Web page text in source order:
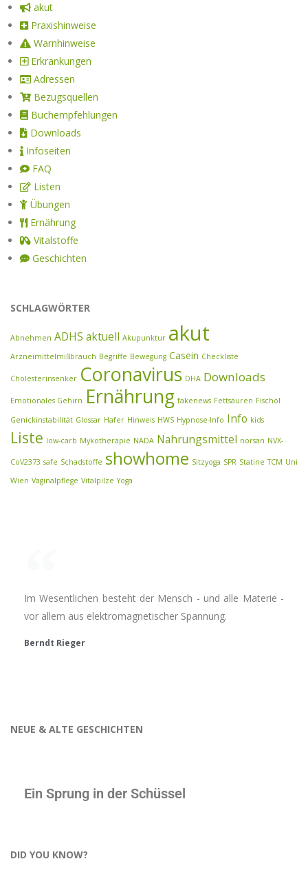
akut
Praxishinweise
Warnhinweise
Erkrankungen
Adressen
Bezugsquellen
Buchempfehlungen
Downloads
Infoseiten
FAQ
Listen
Übungen
Ernährung
Vitalstoffe
Geschichten
SCHLAGWÖRTER
Abnehmen ADHS aktuell Akupunktur akut
Arzneimittelmißbrauch Begriffe Bewegung Casein Checkliste
Cholesterinsenker Coronavirus DHA Downloads
Emotionales Gehirn Ernährung fakenews Fettsäuren Fischöl
Genickinstabilität Glossar Hafer Hinweis HWS Hypnose-Info Info kids
Liste low-carb Mykotherapie NADA Nahrungsmittel norsan NVX-
CoV2373 safe Schadstoffe showhome Sitzyoga SPR Statine TCM Uni
Wien Vaginalpflege Vitalpilze Yoga
Im Wesentlichen besteht der Mensch - und alle Materie -
vor allem aus elektromagnetischer Spannung.
Berndt Rieger
NEUE & ALTE GESCHICHTEN
Ein Sprung in der Schüssel
DID YOU KNOW?